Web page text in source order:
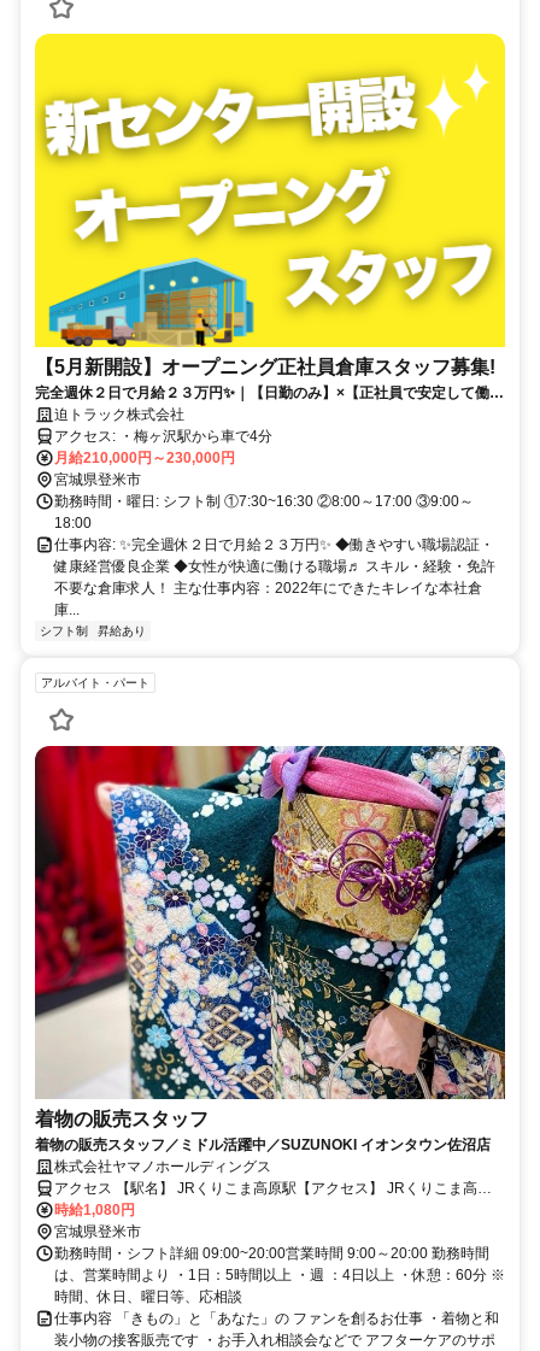
【5月新開設】オープニング正社員倉庫スタッフ募集!
完全週休２日で月給２３万円✨｜【日勤のみ】×【正社員で安定して働け
る】迫トラック株式会社
アクセス: ・梅ヶ沢駅から車で4分
月給210,000円～230,000円
宮城県登米市
勤務時間・曜日: シフト制 ①7:30~16:30 ②8:00～17:00 ③9:00～
18:00
仕事内容: ✨完全週休２日で月給２３万円✨ ◆働きやすい職場認証・
健康経営優良企業 ◆女性が快適に働ける職場♬ スキル・経験・免許
不要な倉庫求人！ 主な仕事内容：2022年にできたキレイな本社倉
庫...
シフト制 昇給あり
アルバイト・パート
着物の販売スタッフ
着物の販売スタッフ／ミドル活躍中／SUZUNOKI イオンタウン佐沼店
株式会社ヤマノホールディングス
アクセス 【駅名】 JRくりこま高原駅【アクセス】 JRくりこま高原
駅 車20分
時給1,080円
宮城県登米市
勤務時間・シフト詳細 09:00~20:00営業時間 9:00～20:00 勤務時間
は、営業時間より ・1日：5時間以上 ・週 ：4日以上 ・休憩：60分 ※
時間、休日、曜日等、応相談
仕事内容 「きもの」と「あなた」の ファンを創るお仕事 ・着物と和
装小物の接客販売です ・お手入れ相談会などで アフターケアのサポ